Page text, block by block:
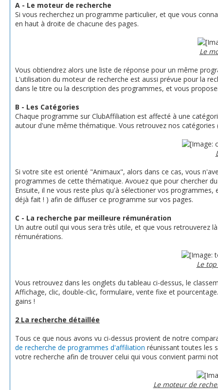
A - Le moteur de recherche
Si vous recherchez un programme particulier, et que vous
en haut à droite de chacune des pages.
Le
Vous obtiendrez alors une liste de réponse pour un même
L'utilisation du moteur de recherche est aussi prévue pour la
dans le titre ou la description des programmes, et vous
B - Les Catégories
Chaque programme sur ClubAffiliation est affecté à une
autour d'une même thématique. Vous retrouvez nos
Si votre site est orienté "Animaux", alors dans ce cas, vous
programmes de cette thématique. Avouez que pour chercher
Ensuite, il ne vous reste plus qu'à sélectioner vos
déjà fait ! ) afin de diffuser ce programme sur vos pages.
C - La recherche par meilleure rémunération
Un autre outil qui vous sera très utile, et que vous retrouverez
rémunérations.
Le
Vous retrouvez dans les onglets du tableau ci-dessus, le
Affichage, clic, double-clic, formulaire, vente fixe et
gains !
2 La recherche détaillée
Tous ce que nous avons vu ci-dessus provient de notre
de recherche de programmes d'affiliation réunissant toutes les
votre recherche afin de trouver celui qui vous convient parmi
Le moteur de